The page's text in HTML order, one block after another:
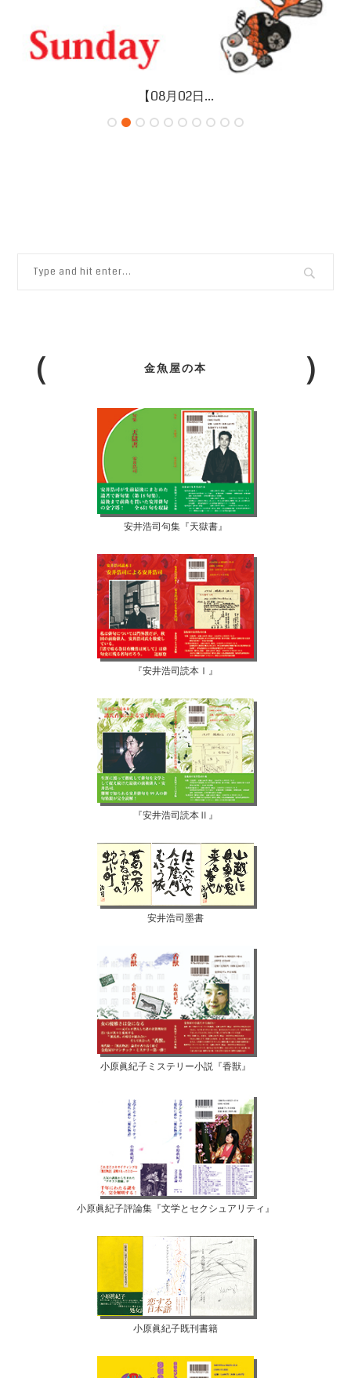
【08月02日...
金魚屋の本
安井浩司句集『天獄書』
『安井浩司読本Ⅰ』
『安井浩司読本Ⅱ』
安井浩司墨書
小原眞紀子ミステリー小説『香獣』
小原眞紀子評論集『文学とセクシュアリティ』
小原眞紀子既刊書籍